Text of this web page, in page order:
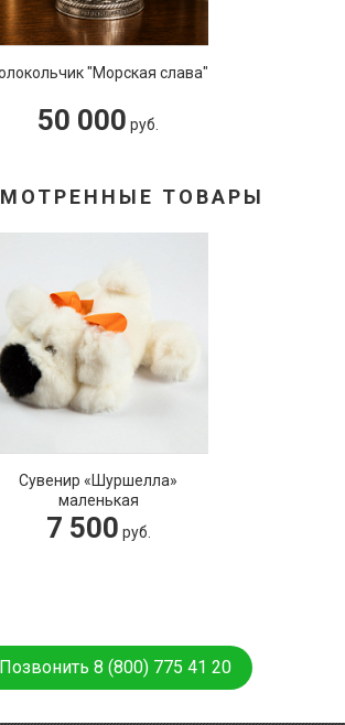
"Морская слава"
50 000 руб.
ТОВАРЫ
Сувенир «Шуршелла»
маленькая
7 500 руб.
Позвонить 8 (800) 775 41 20